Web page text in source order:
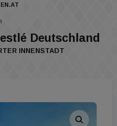
Deutschland
INNENSTADT